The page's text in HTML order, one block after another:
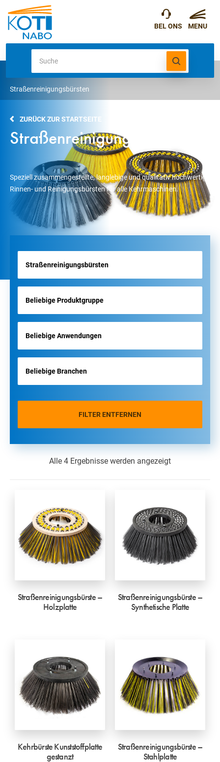
Straßenreinigungsbürsten
ZURÜCK ZUR STARTSEITE
Straßenreinigungsbürsten
Speziell zusammengestellte, langlebige und qualitativ hochwertige
Rinnen- und Reinigungsbürsten für alle Kehrmaschinen.
FILTER ENTFERNEN
Alle 4 Ergebnisse werden angezeigt
Straßenreinigungsbürste –
Holzplatte
Straßenreinigungsbürste –
Synthetische Platte
Kehrbürste Kunststoffplatte
gestanzt
Straßenreinigungsbürste –
Stahlplatte